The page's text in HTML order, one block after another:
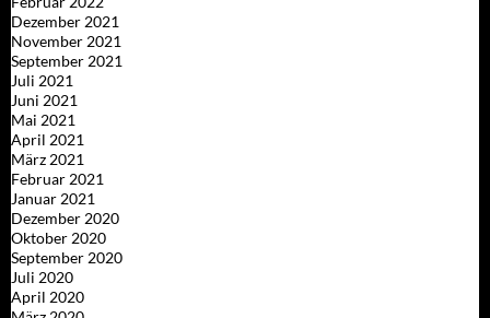
Dezember 2021
November 2021
September 2021
Juli 2021
Juni 2021
Mai 2021
April 2021
März 2021
Februar 2021
Januar 2021
Dezember 2020
Oktober 2020
September 2020
Juli 2020
April 2020